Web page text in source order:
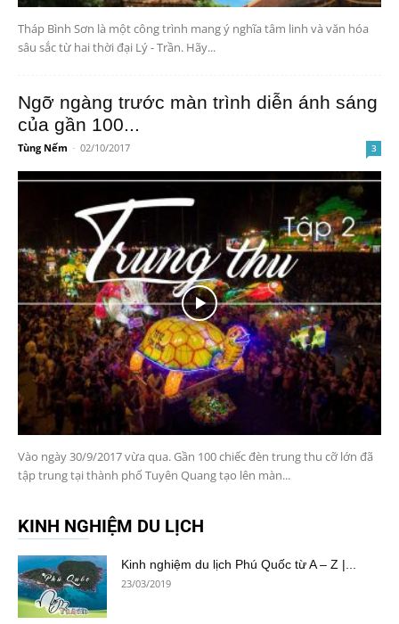
Tháp Bình Sơn là một công trình mang ý nghĩa tâm linh và văn hóa
sâu sắc từ hai thời đại Lý - Trần. Hãy...
Ngỡ ngàng trước màn trình diễn ánh sáng
của gần 100...
Tùng Nếm - 02/10/2017 3
Vào ngày 30/9/2017 vừa qua. Gần 100 chiếc đèn trung thu cỡ lớn đã
tập trung tại thành phố Tuyên Quang tạo lên màn...
KINH NGHIỆM DU LỊCH
Kinh nghiệm du lịch Phú Quốc từ A – Z |...
23/03/2019